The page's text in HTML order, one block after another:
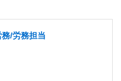
/労務担当